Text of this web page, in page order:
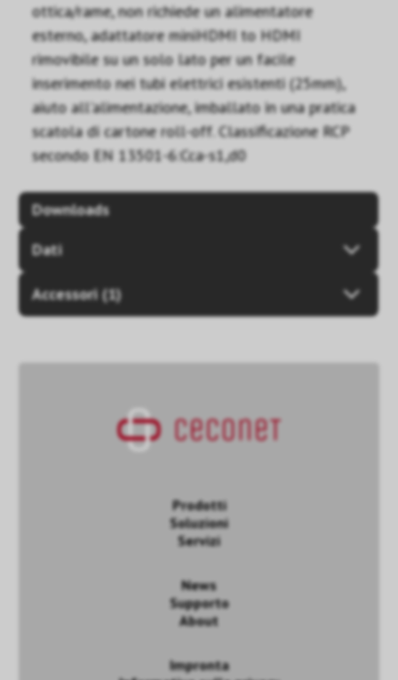
ottica/rame, non richiede un alimentatore
esterno, adattatore miniHDMI to HDMI
rimovibile su un solo lato per un facile
inserimento nei tubi elettrici esistenti (25mm),
aiuto all'alimentazione, imballato in una pratica
scatola di cartone roll-off. Classificazione RCP
secondo EN 13501-6:Cca-s1,d0
Downloads
Dati
Accessori (1)
Prodotti
Soluzioni
Servizi
News
Supporto
About
Impronta